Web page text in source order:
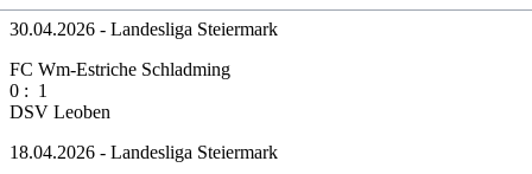
30.04.2026 - Landesliga Steiermark
FC Wm-Estriche Schladming
0 : 1
DSV Leoben
18.04.2026 - Landesliga Steiermark